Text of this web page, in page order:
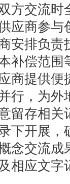
方交流时
应商参与
安排负责
补偿范围
商提供便
行，为外
留存相关
下开展，
念交流成
相应文字